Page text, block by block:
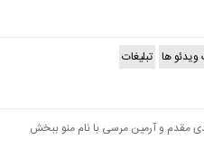
ها تبلیغات
مقدم و آرمین مرسی با نام منو ببخش